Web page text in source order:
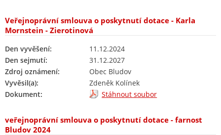
Veřejnoprávní smlouva o poskytnutí dotace - Karla
Mornstein - Zierotinová
Den vyvěšení:
11.12.2024
Den sejmutí:
31.12.2027
Zdroj oznámení:
Obec Bludov
Vyvěsil(a):
Zdeněk Kolínek
Dokument:
Stáhnout soubor
veřejnoprávní smlouva o poskytnutí dotace - farnost
Bludov 2024